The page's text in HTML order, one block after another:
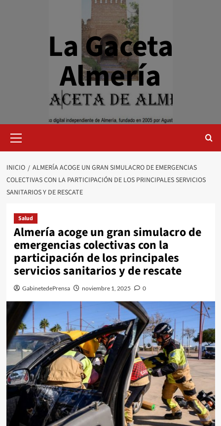
La Gaceta
Almería
primario
INICIO
ALMERÍA ACOGE UN GRAN SIMULACRO DE EMERGENCIAS
COLECTIVAS CON LA PARTICIPACIÓN DE LOS PRINCIPALES SERVICIOS
SANITARIOS Y DE RESCATE
Salud
Almería acoge un gran simulacro de
emergencias colectivas con la
participación de los principales
servicios sanitarios y de rescate
GabinetedePrensa noviembre 1, 2025 0